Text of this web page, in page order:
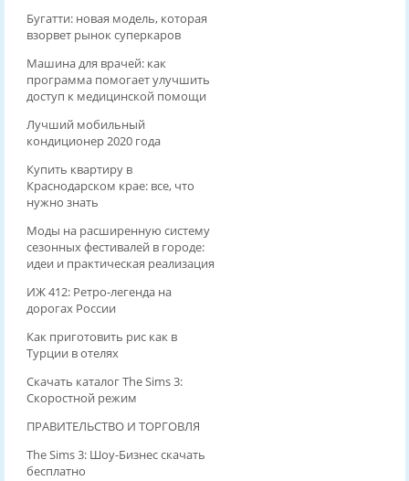
Бугатти: новая модель, которая
взорвет рынок суперкаров
Машина для врачей: как
программа помогает улучшить
доступ к медицинской помощи
Лучший мобильный
кондиционер 2020 года
Купить квартиру в
Краснодарском крае: все, что
нужно знать
Моды на расширенную систему
сезонных фестивалей в городе:
идеи и практическая реализация
ИЖ 412: Ретро-легенда на
дорогах России
Как приготовить рис как в
Турции в отелях
Скачать каталог The Sims 3:
Скоростной режим
ПРАВИТЕЛЬСТВО И ТОРГОВЛЯ
The Sims 3: Шоу-Бизнес скачать
бесплатно